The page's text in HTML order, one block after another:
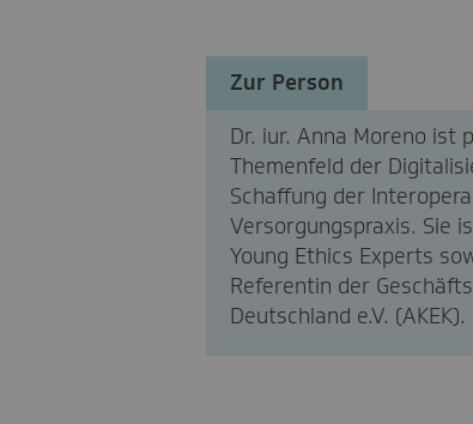
Zur Person
Dr. iur. Anna Moreno ist
Themenfeld der
Schaffung der
Versorgungspraxis. Sie
Young Ethics Experts
Referentin der
Deutschland e.V. (AKEK).